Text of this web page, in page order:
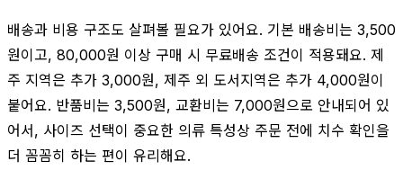
배송과 비용 구조도 살펴볼 필요가 있어요. 기본 배송비는 3,500
원이고, 80,000원 이상 구매 시 무료배송 조건이 적용돼요. 제
주 지역은 추가 3,000원, 제주 외 도서지역은 추가 4,000원이
붙어요. 반품비는 3,500원, 교환비는 7,000원으로 안내되어 있
어서, 사이즈 선택이 중요한 의류 특성상 주문 전에 치수 확인을
더 꼼꼼히 하는 편이 유리해요.